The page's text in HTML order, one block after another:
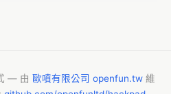
— 由 歐噴有限公司 openfun.tw 維